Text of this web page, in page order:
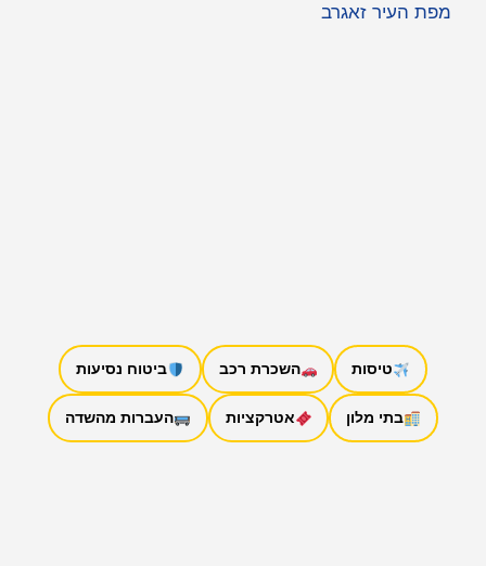
מפת העיר זאגרב
טיסות השכרת רכב ביטוח נסיעות
בתי מלון אטרקציות העברות מהשדה